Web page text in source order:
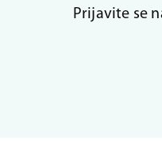
Prijavite se